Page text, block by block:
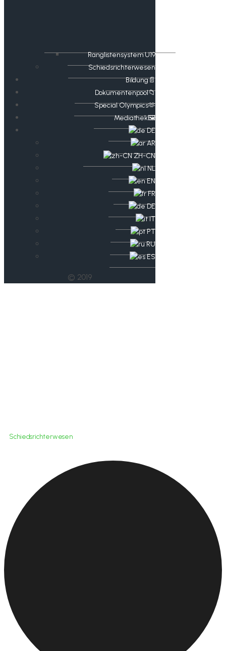
Ranglistensystem U19
Schiedsrichterwesen
Bildung📄
Dokumentenpool📁
​​Special Olympics🫶
Mediathek🖼️​
DE
AR
ZH-CN
NL
EN
FR
DE
IT
PT
RU
ES
© 2019
Schiedsrichterwesen